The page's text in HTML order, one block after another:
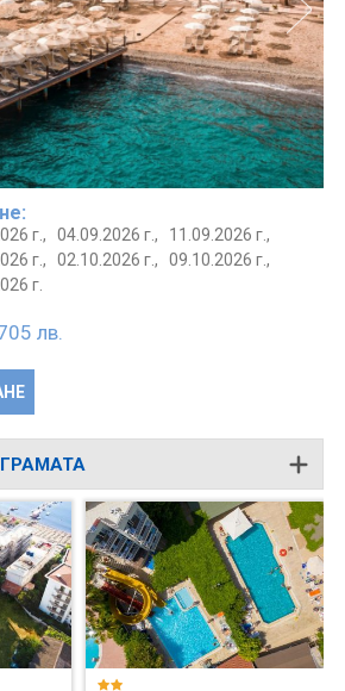
г., 04.09.2026 г., 11.09.2026 г.,
г., 02.10.2026 г., 09.10.2026 г.,
г.
лв.